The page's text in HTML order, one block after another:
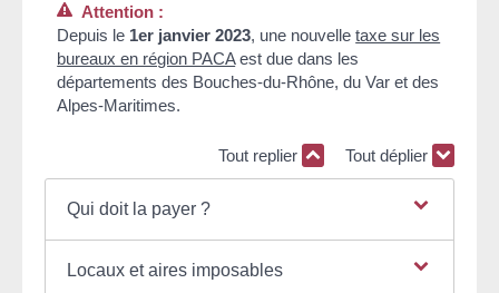
Attention :
Depuis le 1er janvier 2023, une nouvelletaxe sur les
bureaux en région PACAest due dans les
départements des Bouches-du-Rhône, du Var et des
Alpes-Maritimes.
Tout replier Tout déplier
Qui doit la payer ?
Locaux et aires imposables